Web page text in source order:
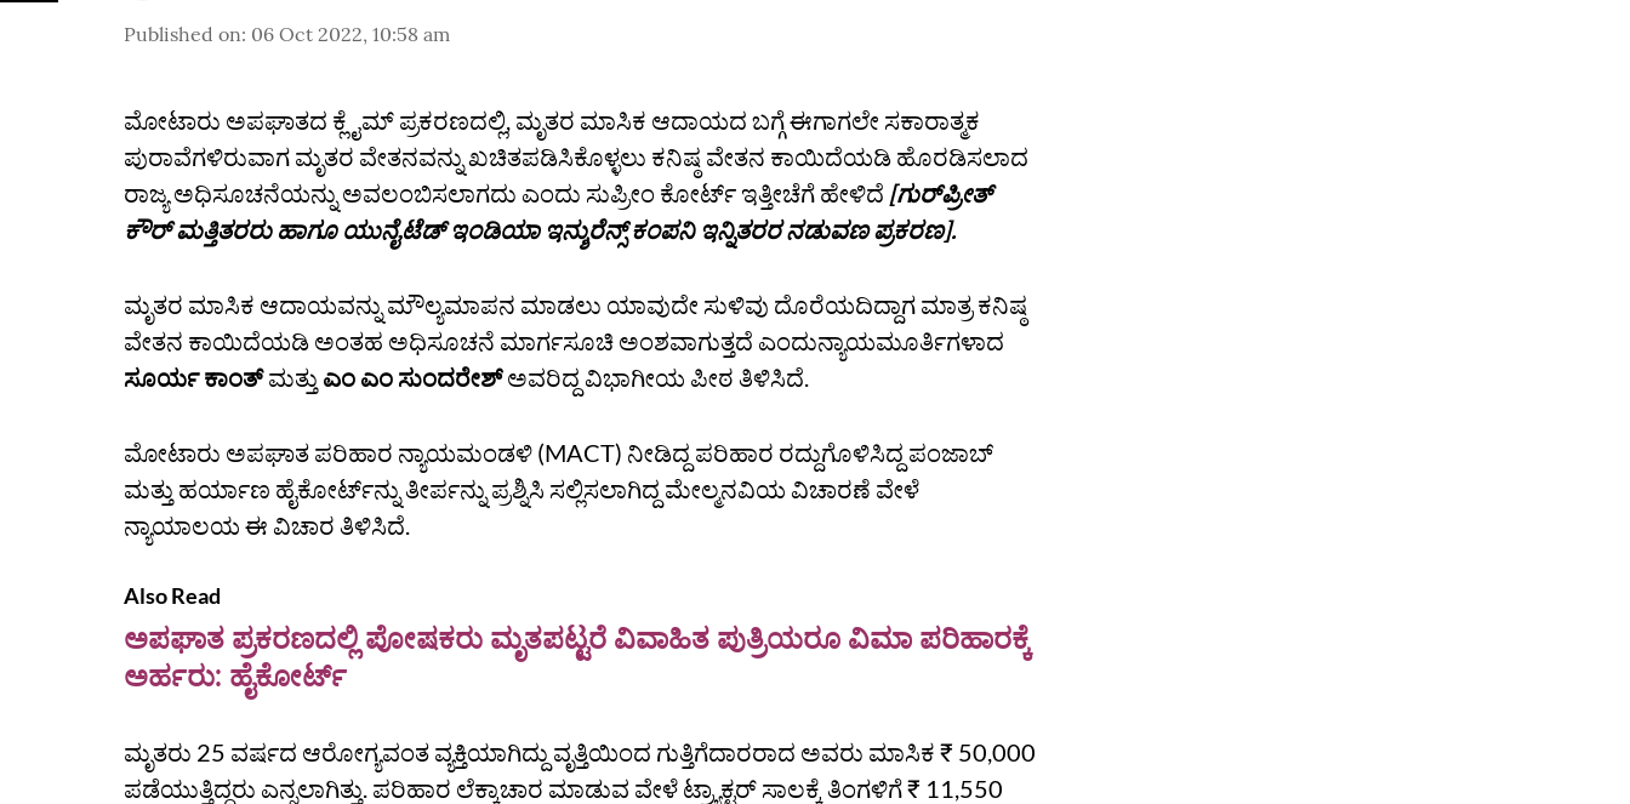
Published on: 06 Oct 2022, 10:58 am
ಮೋಟಾರು ಅಪಘಾತದ ಕ್ಲೈಮ್ ಪ್ರಕರಣದಲ್ಲಿ, ಮೃತರ ಮಾಸಿಕ ಆದಾಯದ ಬಗ್ಗೆ ಈಗಾಗಲೇ ಸಕಾರಾತ್ಮಕ
ಪುರಾವೆಗಳಿರುವಾಗ ಮೃತರ ವೇತನವನ್ನು ಖಚಿತಪಡಿಸಿಕೊಳ್ಳಲು ಕನಿಷ್ಠ ವೇತನ ಕಾಯಿದೆಯಡಿ ಹೊರಡಿಸಲಾದ
ರಾಜ್ಯ ಅಧಿಸೂಚನೆಯನ್ನು ಅವಲಂಬಿಸಲಾಗದು ಎಂದು ಸುಪ್ರೀಂ ಕೋರ್ಟ್ ಇತ್ತೀಚೆಗೆ ಹೇಳಿದೆ [ಗುರ್‌ಪ್ರೀತ್‌
ಕೌರ್ ಮತ್ತಿತರರು ಹಾಗೂ ಯುನೈಟೆಡ್ ಇಂಡಿಯಾ ಇನ್ಶುರೆನ್ಸ್ ಕಂಪನಿ ಇನ್ನಿತರರ ನಡುವಣ ಪ್ರಕರಣ].
ಮೃತರ ಮಾಸಿಕ ಆದಾಯವನ್ನು ಮೌಲ್ಯಮಾಪನ ಮಾಡಲು ಯಾವುದೇ ಸುಳಿವು ದೊರೆಯದಿದ್ದಾಗ ಮಾತ್ರ ಕನಿಷ್ಠ
ವೇತನ ಕಾಯಿದೆಯಡಿ ಅಂತಹ ಅಧಿಸೂಚನೆ ಮಾರ್ಗಸೂಚಿ ಅಂಶವಾಗುತ್ತದೆ ಎಂದುನ್ಯಾಯಮೂರ್ತಿಗಳಾದ
ಸೂರ್ಯ ಕಾಂತ್ಮತ್ತು ಎಂ ಎಂ ಸುಂದರೇಶ್‌ಅವರಿದ್ದ ವಿಭಾಗೀಯ ಪೀಠ ತಿಳಿಸಿದೆ.
ಮೋಟಾರು ಅಪಘಾತ ಪರಿಹಾರ ನ್ಯಾಯಮಂಡಳಿ (MACT) ನೀಡಿದ್ದ ಪರಿಹಾರ ರದ್ದುಗೊಳಿಸಿದ್ದ ಪಂಜಾಬ್
ಮತ್ತು ಹರ್ಯಾಣ ಹೈಕೋರ್ಟ್‌ನ್ನು ತೀರ್ಪನ್ನು ಪ್ರಶ್ನಿಸಿ ಸಲ್ಲಿಸಲಾಗಿದ್ದ ಮೇಲ್ಮನವಿಯ ವಿಚಾರಣೆ ವೇಳೆ
ನ್ಯಾಯಾಲಯ ಈ ವಿಚಾರ ತಿಳಿಸಿದೆ.
Also Read
ಅಪಘಾತ ಪ್ರಕರಣದಲ್ಲಿ ಪೋಷಕರು ಮೃತಪಟ್ಟರೆ ವಿವಾಹಿತ ಪುತ್ರಿಯರೂ ವಿಮಾ ಪರಿಹಾರಕ್ಕೆ
ಅರ್ಹರು: ಹೈಕೋರ್ಟ್‌
ಮೃತರು 25 ವರ್ಷದ ಆರೋಗ್ಯವಂತ ವ್ಯಕ್ತಿಯಾಗಿದ್ದು ವೃತ್ತಿಯಿಂದ ಗುತ್ತಿಗೆದಾರರಾದ ಅವರು ಮಾಸಿಕ ₹ 50,000
ಪಡೆಯುತ್ತಿದ್ದರು ಎನ್ನಲಾಗಿತ್ತು. ಪರಿಹಾರ ಲೆಕ್ಕಾಚಾರ ಮಾಡುವ ವೇಳೆ ಟ್ರ್ಯಾಕ್ಟರ್ ಸಾಲಕ್ಕೆ ತಿಂಗಳಿಗೆ ₹ 11,550